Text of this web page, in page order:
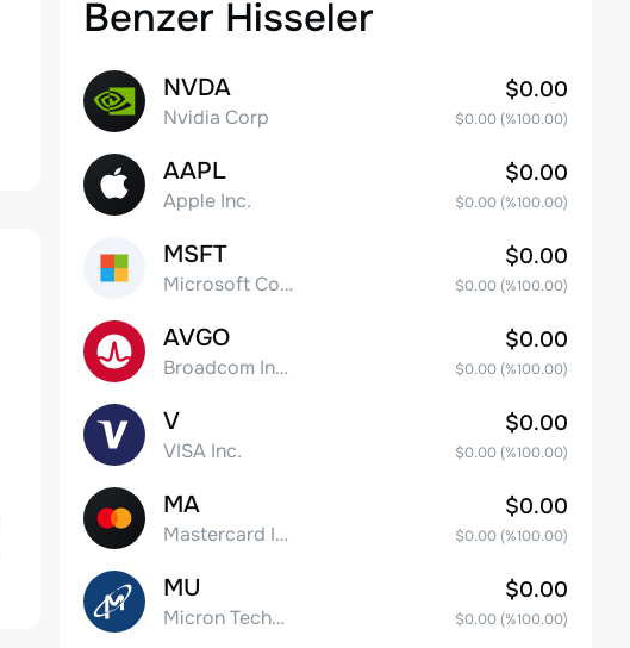
Benzer Hisseler
NVDA
Nvidia Corp
$0.00
$0.00(%100.00)
AAPL
Apple Inc.
$0.00
$0.00(%100.00)
MSFT
Microsoft Corp
$0.00
$0.00(%100.00)
AVGO
Broadcom Inc. Common Stock
$0.00
$0.00(%100.00)
V
VISA Inc.
$0.00
$0.00(%100.00)
MA
Mastercard Incorporated
$0.00
$0.00(%100.00)
MU
Micron Technology, Inc.
$0.00
$0.00(%100.00)